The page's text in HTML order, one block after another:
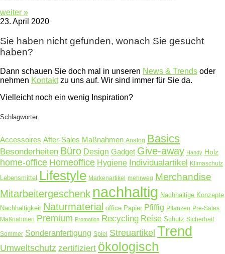
weiter »
23. April 2020
Sie haben nicht gefunden, wonach Sie gesucht
haben?
Dann schauen Sie doch mal in unseren News & Trends oder
nehmen Kontaktzu uns auf. Wir sind immer für Sie da.
Vielleicht noch ein wenig Inspiration?
Schlagwörter
Accessoires After-Sales Maßnahmen Analog Basics
Besonderheiten Büro Design Gadget Give-away Handy Holz
home-office Homeoffice Hygiene Individualartikel Klimaschutz
Lebensmittel Lifestyle Markenartikel mehrweg Merchandise
Mitarbeitergeschenk nachhaltig Nachhaltige Konzepte
Nachhaltigkeit Naturmaterial office Papier Pfiffig Pflanzen Pre-Sales
Maßnahmen Premium Promotion Recycling Reise Schutz Sicherheit
Sommer Sonderanfertigung Spiel Streuartikel Trend
Umweltschutz zertifiziert ökologisch